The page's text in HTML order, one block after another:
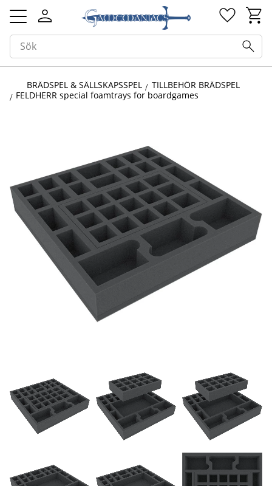
Meny
BRÄDSPEL & SÄLLSKAPSSPEL
TILLBEHÖR BRÄDSPEL
FELDHERR special foamtrays for boardgames